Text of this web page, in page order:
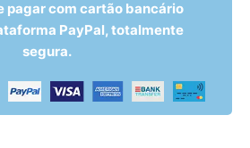
pagar com cartão bancário
PayPal, totalmente
segura.